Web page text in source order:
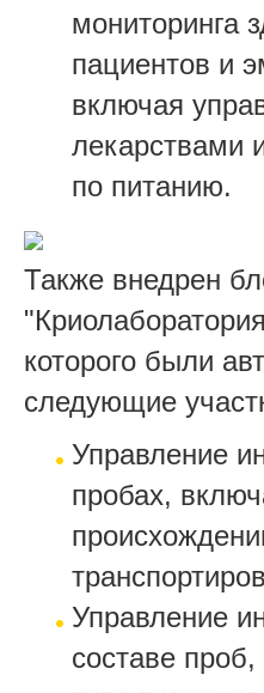
мониторинга
пациентов и
включая
лекарствами
по питанию.
Также внедрен
которого были
следующие
Управление
пробах,
Управление
составе